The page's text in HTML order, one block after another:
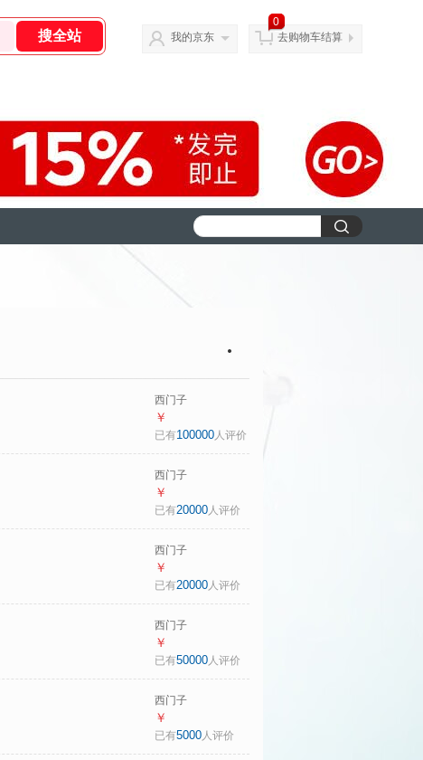
我的京东
0
去购物车结算
西门子
（SIEMENS）
iQ300 10KG大容量
除螨 羊毛洗 羽绒洗
WG52A108AW
￥
已有100000人评价
西门子
（SIEMENS）
iQ300 10KG大容量
蒸汽除菌 羊毛洗
WN52A1004W
￥
已有20000人评价
西门子
（SIEMENS）冰立
方500L十字门大容
家用电冰箱
KC88CE163C 国家
补贴
￥
已有20000人评价
西门子
（SIEMENS）
279L两门小冰箱小
银 BCD-
279W(KG33NV141C)
国家补贴
￥
已有50000人评价
西门子
（SIEMENS）冰立
方504L法式多门机
￥
已有5000人评价